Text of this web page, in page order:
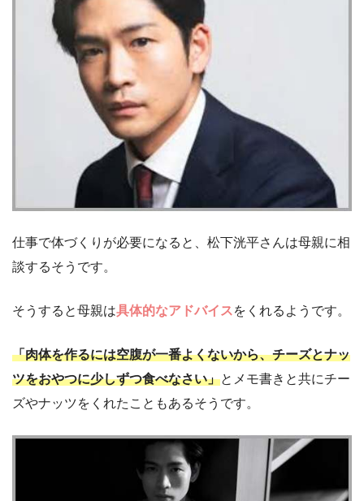
仕事で体づくりが必要になると、松下洸平さんは母親に相
談するそうです。
そうすると母親は具体的なアドバイス をくれるようです。
「肉体を作るには空腹が一番よくないから、チーズとナッ
ツをおやつに少しずつ食べなさい」とメモ書きと共にチー
ズやナッツをくれたこともあるそうです。